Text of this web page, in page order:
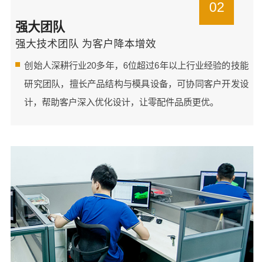
02
强大团队
强大技术团队 为客户降本增效
创始人深耕行业20多年，6位超过6年以上行业经验的技能
研究团队，擅长产品结构与模具设备，可协同客户开发设
计，帮助客户深入优化设计，让零配件品质更优。